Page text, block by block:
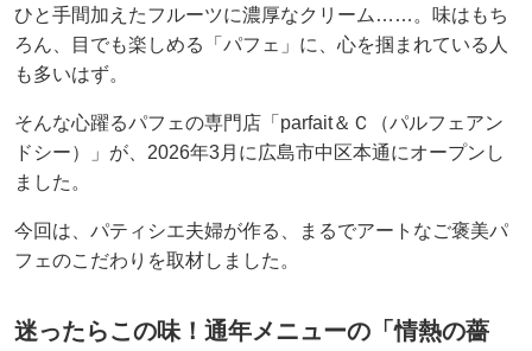
ひと手間加えたフルーツに濃厚なクリーム……。味はもち
ろん、目でも楽しめる「パフェ」に、心を掴まれている人
も多いはず。
そんな心躍るパフェの専門店「parfait＆Ｃ（パルフェアン
ドシー）」が、2026年3月に広島市中区本通にオープンし
ました。
今回は、パティシエ夫婦が作る、まるでアートなご褒美パ
フェのこだわりを取材しました。
迷ったらこの味！通年メニューの「情熱の薔